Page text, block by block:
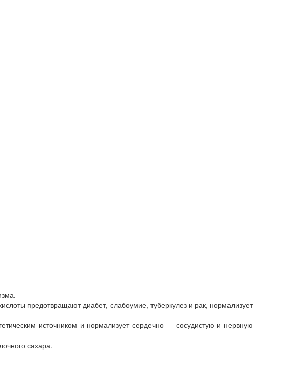
предотвращают диабет, слабоумие, туберкулез и рак, нормализует
источником и нормализует сердечно — сосудистую и нервную
сахара.